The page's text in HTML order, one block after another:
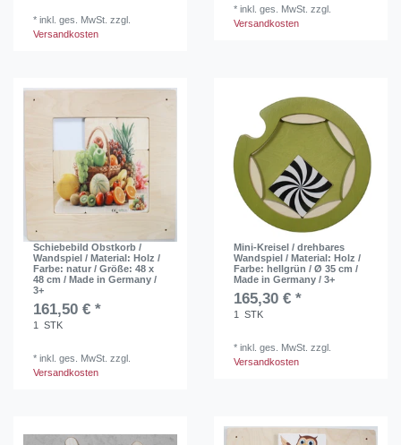
*inkl. ges. MwSt. zzgl.
Versandkosten
*inkl. ges. MwSt. zzgl.
Versandkosten
Schiebebild Obstkorb /
Wandspiel / Material: Holz /
Farbe: natur / Größe: 48 x
48 cm / Made in Germany /
3+
161,50 € *
1 STK
*inkl. ges. MwSt. zzgl.
Versandkosten
Mini-Kreisel / drehbares
Wandspiel / Material: Holz /
Farbe: hellgrün / Ø 35 cm /
Made in Germany / 3+
165,30 € *
1 STK
*inkl. ges. MwSt. zzgl.
Versandkosten